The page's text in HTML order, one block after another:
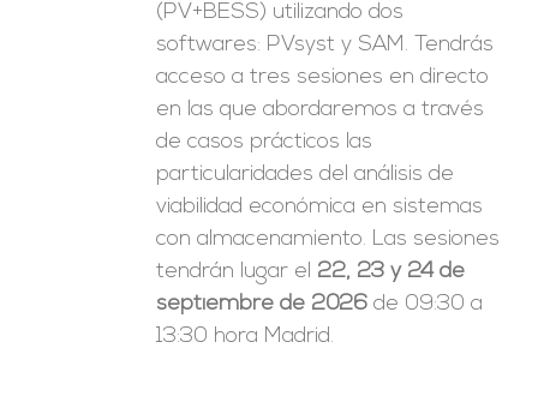
(PV+BESS) utilizando dos
softwares: PVsyst y SAM. Tendrás
acceso a tres sesiones en directo
en las que abordaremos a través
de casos prácticos las
particularidades del análisis de
viabilidad económica en sistemas
con almacenamiento. Las sesiones
tendrán lugar el 22, 23 y 24 de
septiembre de 2026 de 09:30 a
13:30 hora Madrid.